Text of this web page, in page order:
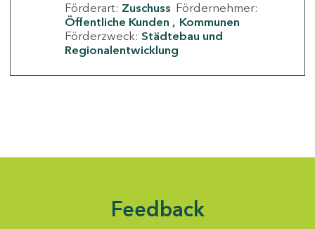
Förderart: Zuschuss Fördernehmer:
Öffentliche Kunden
Kommunen
Förderzweck: Städtebau und
Regionalentwicklung
Feedback